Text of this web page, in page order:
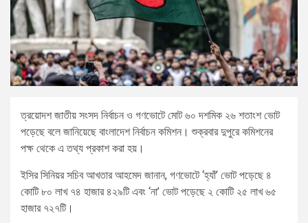
ত্রয়োদশ জাতীয় সংসদ নির্বাচন ও গণভোটে মোট ৬০ দশমিক ২৬ শতাংশ ভোট
পড়েছে বলে জানিয়েছে বাংলাদেশ নির্বাচন কমিশন। শুক্রবার দুপুরে কমিশনের
পক্ষ থেকে এ তথ্য প্রকাশ করা হয়।
ইসির সিনিয়র সচিব আখতার আহমেদ জানান, গণভোটে ‘হ্যাঁ’ ভোট পড়েছে ৪
কোটি ৮০ লাখ ৭৪ হাজার ৪২৯টি এবং ‘না’ ভোট পড়েছে ২ কোটি ২৫ লাখ ৬৫
হাজার ৭২৭টি।